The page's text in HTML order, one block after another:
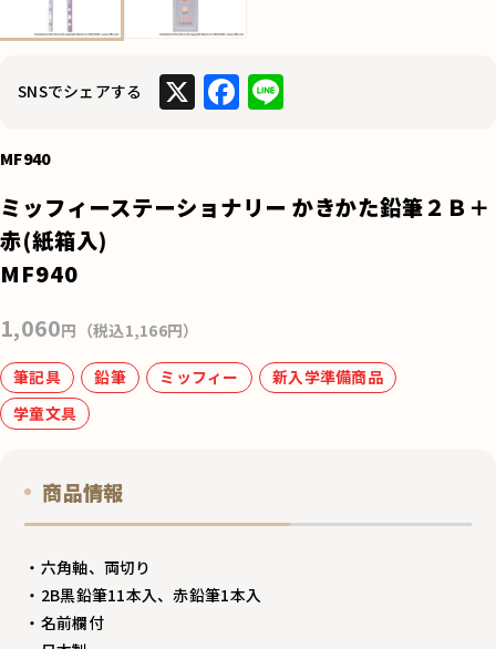
SNSでシェアする X F
e
b
Li
MF940
ミッフィーステーショナリー かきかた鉛筆２Ｂ＋
赤(紙箱入)
MF940
1,060円（税込1,166円）
筆記具 鉛筆 ミッフィー
新入学準備商品
学童文具
商品情報
・六角軸、両切り
・2B黒鉛筆11本入、赤鉛筆1本入
・名前欄付